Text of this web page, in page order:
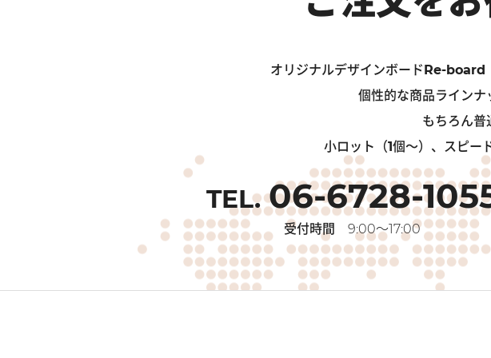
オリジナルデザインボードRe-board
個性的な商品ラインナ
もちろん普
小ロット（1個～）、スピー
06-6728-
受付時間 9:00～17:00